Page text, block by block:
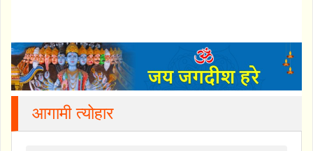
आगामी त्योहार